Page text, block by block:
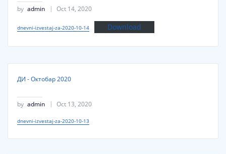
by admin Oct 14, 2020
dnevni-izvestaj-za-2020-10-14 Download
ДИ - Октобар 2020
by admin Oct 13, 2020
dnevni-izvestaj-za-2020-10-13